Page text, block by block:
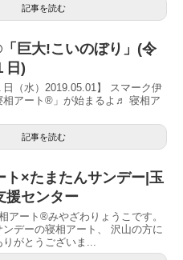
記事を読む
巨大!こいのぼり」(令
日)
日（水）2019.05.01】 スマーク伊
相アート®」が始まるよ♬ 寝相ア
記事を読む
ト×たまたんサンデー|玉
援センター
アート®︎みやざわりょうこです。
デーの寝相アート、 沢山の方に
りがとうございま...